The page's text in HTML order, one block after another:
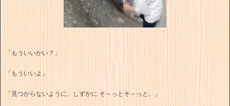
「もういいかい？」
「もういいよ」
「見つからないように、しずかに そ～っとそ～っと。」